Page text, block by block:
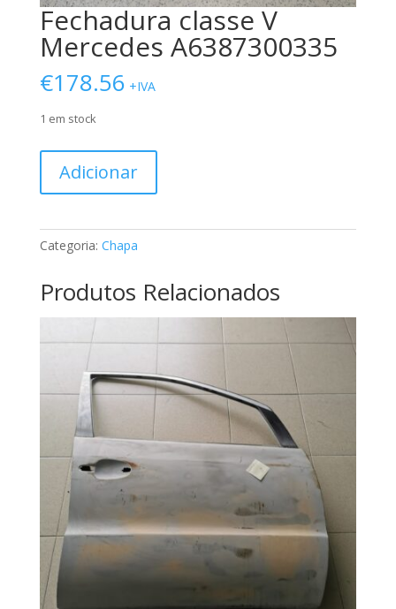
Fechadura classe V
Mercedes A6387300335
€178.56 +IVA
1 em stock
Fechadura
V
A6387300335
Adicionar
Categoria: Chapa
Produtos Relacionados